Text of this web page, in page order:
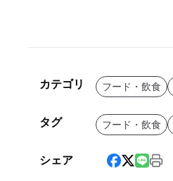
カテゴリ フード・飲食
タグ フード・飲食
シェア